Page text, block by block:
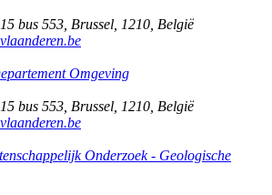
bus 553 Brussel 1210 België
Omgeving
bus 553 Brussel 1210 België
Onderzoek - Geologische